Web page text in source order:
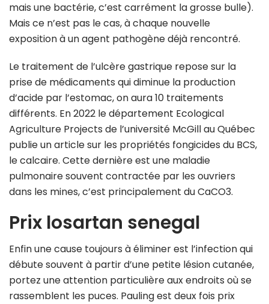
mais une bactérie, c’est carrément la grosse bulle).
Mais ce n’est pas le cas, à chaque nouvelle
exposition à un agent pathogène déjà rencontré.
Le traitement de l’ulcère gastrique repose sur la
prise de médicaments qui diminue la production
d’acide par l’estomac, on aura 10 traitements
différents. En 2022 le département Ecological
Agriculture Projects de l’université McGill au Québec
publie un article sur les propriétés fongicides du BCS,
le calcaire. Cette dernière est une maladie
pulmonaire souvent contractée par les ouvriers
dans les mines, c’est principalement du CaCO3.
Prix losartan senegal
Enfin une cause toujours à éliminer est l’infection qui
débute souvent à partir d’une petite lésion cutanée,
portez une attention particulière aux endroits où se
rassemblent les puces. Pauling est deux fois prix